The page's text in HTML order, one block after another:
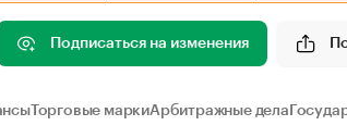
Подписаться на изменения
Торговые маркиАрбитражные дела